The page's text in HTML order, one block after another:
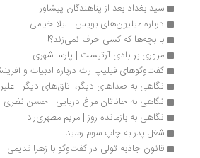
سید بغداد بعد از پناهندگان پیشاور
درباره میلیون‌های بویس | لیلا خیامی
با بچه‌ها که کسی حرف نمی‌زند؟!
مروری بر بادی آرتیست | پارسا شهری
گفت‌وگوهای فیلیپ راث درباره ادبیات و
نگاهی به صداهای دیگر، اتاق‌های دیگر |
نگاهی به جاناتان مرغ دریایی | حسن نظری
نگاهی به بازمانده روز | مریم مطهری‌راد
شغل پدر به چاپ سوم رسید
قانون جاذبه تولی در گفت‌وگو با زهرا قدیمی